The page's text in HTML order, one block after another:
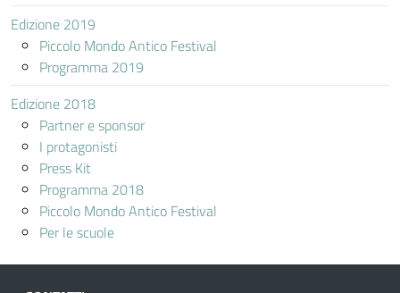
Edizione 2019
Piccolo Mondo Antico Festival
Programma 2019
Edizione 2018
Partner e sponsor
I protagonisti
Press Kit
Programma 2018
Piccolo Mondo Antico Festival
Per le scuole